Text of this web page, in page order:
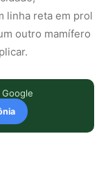
linha reta em prol
outro mamífero